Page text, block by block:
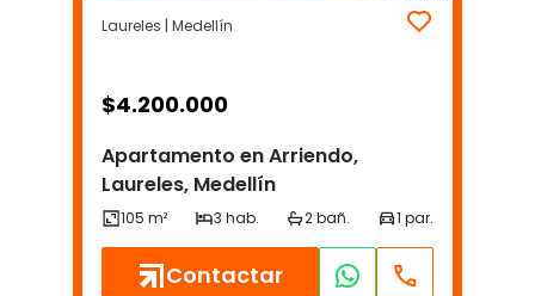
Laureles | Medellín
$4.200.000
Apartamento en Arriendo,
Laureles, Medellín
Contactar